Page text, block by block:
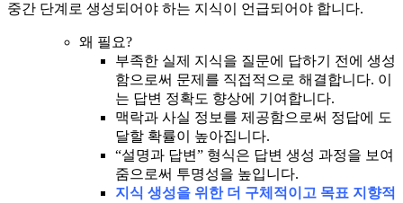
중간 단계로 생성되어야 하는 지식이 언급되어야 합니다.
왜 필요?
부족한 실제 지식을 질문에 답하기 전에 생성
함으로써 문제를 직접적으로 해결합니다. 이
는 답변 정확도 향상에 기여합니다.
맥락과 사실 정보를 제공함으로써 정답에 도
달할 확률이 높아집니다.
“설명과 답변” 형식은 답변 생성 과정을 보여
줌으로써 투명성을 높입니다.
지식 생성을 위한 더 구체적이고 목표 지향적